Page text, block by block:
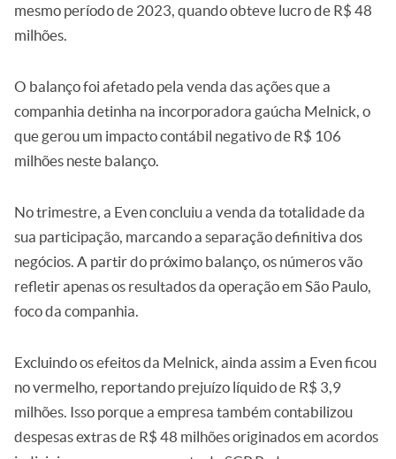
mesmo período de 2023, quando obteve lucro de R$ 48
milhões.
O balanço foi afetado pela venda das ações que a
companhia detinha na incorporadora gaúcha Melnick, o
que gerou um impacto contábil negativo de R$ 106
milhões neste balanço.
No trimestre, a Even concluiu a venda da totalidade da
sua participação, marcando a separação definitiva dos
negócios. A partir do próximo balanço, os números vão
refletir apenas os resultados da operação em São Paulo,
foco da companhia.
Excluindo os efeitos da Melnick, ainda assim a Even ficou
no vermelho, reportando prejuízo líquido de R$ 3,9
milhões. Isso porque a empresa também contabilizou
despesas extras de R$ 48 milhões originados em acordos